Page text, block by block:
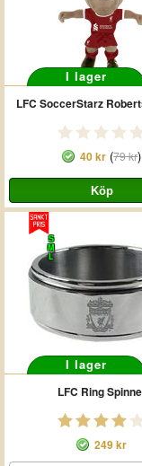
I lager
LFC SoccerStarz
40 kr (79 kr)
S
M
L
I lager
LFC Ring
249 kr